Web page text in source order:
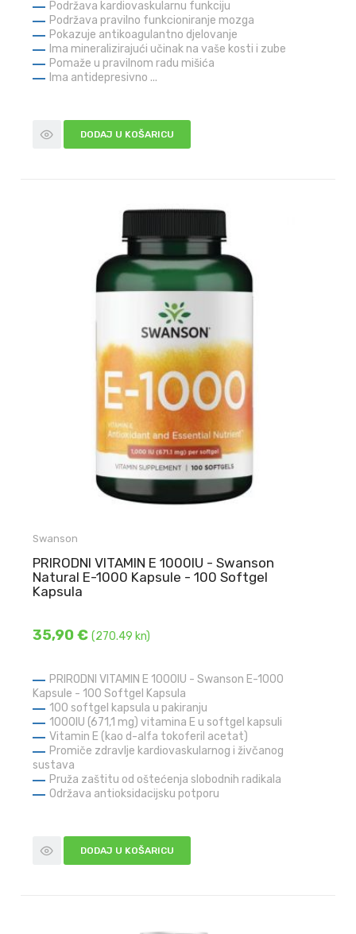
Podržava kardiovaskularnu funkciju
Podržava pravilno funkcioniranje mozga
Pokazuje antikoagulantno djelovanje
Ima mineralizirajući učinak na vaše kosti i zube
Pomaže u pravilnom radu mišića
Ima antidepresivno ...
DODAJ U KOŠARICU
Swanson
PRIRODNI VITAMIN E 1000IU - Swanson
Natural E-1000 Kapsule - 100 Softgel
Kapsula
35,90 €(270.49 kn)
PRIRODNI VITAMIN E 1000IU - Swanson E-1000
Kapsule - 100 Softgel Kapsula
100 softgel kapsula u pakiranju
1000IU (671,1 mg) vitamina E u softgel kapsuli
Vitamin E (kao d-alfa tokoferil acetat)
Promiče zdravlje kardiovaskularnog i živčanog
sustava
Pruža zaštitu od oštećenja slobodnih radikala
Održava antioksidacijsku potporu
DODAJ U KOŠARICU